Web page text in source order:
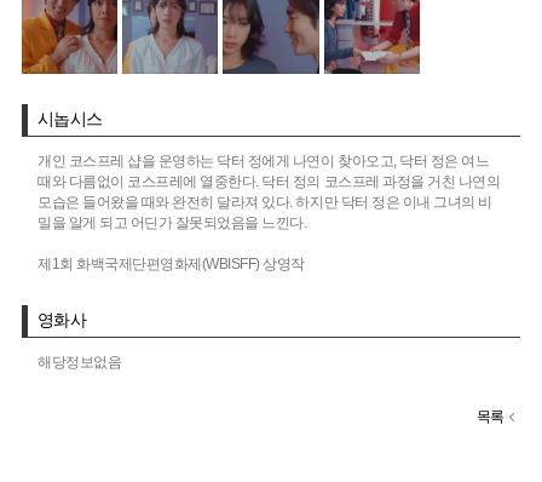
시놉시스
개인 코스프레 샵을 운영하는 닥터 정에게 나연이 찾아오고, 닥터 정은 여느
때와 다름없이 코스프레에 열중한다. 닥터 정의 코스프레 과정을 거친 나연의
모습은 들어왔을 때와 완전히 달라져 있다. 하지만 닥터 정은 이내 그녀의 비
밀을 알게 되고 어딘가 잘못되었음을 느낀다.
제1회 화백국제단편영화제(WBISFF) 상영작
영화사
해당정보없음
목록